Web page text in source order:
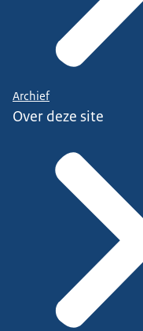
Archief
Over deze site